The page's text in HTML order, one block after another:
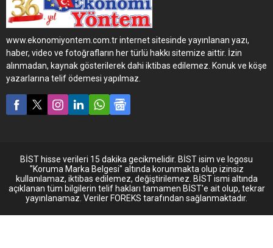
soğutucu ünite markası
Thermo King, müşterilerine
sunduğu satış sonrası servis
hizmetlerindeki kampanya
fırsatları ile her zaman
yanlarında olduğunu
gösteriyor.
www.ekonomiyontem.com.tr internet sitesinde yayınlanan yazı,
haber, video ve fotoğrafların her türlü hakkı sitemize aittir. İzin
alınmadan, kaynak gösterilerek dahi iktibas edilemez. Konuk ve köşe
yazarlarına telif ödemesi yapılmaz.
BİST hisse verileri 15 dakika gecikmelidir. BİST isim ve logosu
"Koruma Marka Belgesi" altında korunmakta olup izinsiz
kullanılamaz, iktibas edilemez, değiştirilemez. BİST ismi altında
açıklanan tüm bilgilerin telif hakları tamamen BİST'e ait olup, tekrar
yayınlanamaz. Veriler FOREKS tarafından sağlanmaktadır.